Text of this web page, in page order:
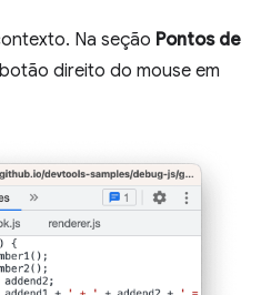
Na seção Pontos de
direito do mouse em